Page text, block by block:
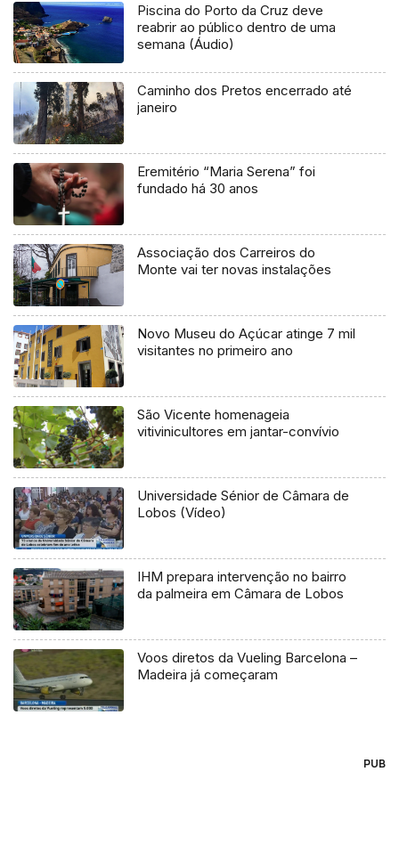
Piscina do Porto da Cruz deve
reabrir ao público dentro de uma
semana (Áudio)
Caminho dos Pretos encerrado até
janeiro
Eremitério “Maria Serena” foi
fundado há 30 anos
Associação dos Carreiros do
Monte vai ter novas instalações
Novo Museu do Açúcar atinge 7 mil
visitantes no primeiro ano
São Vicente homenageia
vitivinicultores em jantar-convívio
Universidade Sénior de Câmara de
Lobos (Vídeo)
IHM prepara intervenção no bairro
da palmeira em Câmara de Lobos
Voos diretos da Vueling Barcelona –
Madeira já começaram
PUB